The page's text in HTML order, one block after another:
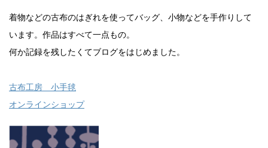
着物などの古布のはぎれを使ってバッグ、小物などを手作りして
います。作品はすべて一点もの。
何か記録を残したくてブログをはじめました。
古布工房 小手毬
オンラインショップ